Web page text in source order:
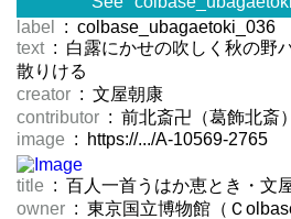
label
: colbase_ubagaetoki_036
text : 白露にかせの吹しく秋の野
散りける
creator : 文屋朝康
contributor : 前北斎卍（葛飾北斎）
image : https://.../A-10569-2765
title : 百人一首うはか恵とき・文
owner : 東京国立博物館（Ｃ